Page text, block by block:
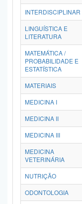
INTERDISCIPLINAR
LINGUÍSTICA E
LITERATURA
MATEMÁTICA /
PROBABILIDADE E
ESTATÍSTICA
MATERIAIS
MEDICINA I
MEDICINA II
MEDICINA III
MEDICINA
VETERINÁRIA
NUTRIÇÃO
ODONTOLOGIA